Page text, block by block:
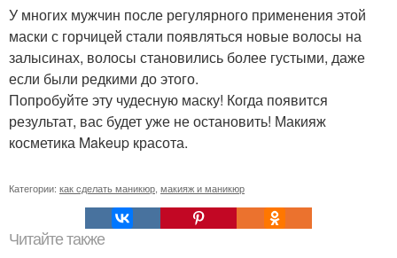
У многих мужчин после регулярного применения этой
маски с горчицей стали появляться новые волосы на
залысинах, волосы становились более густыми, даже
если были редкими до этого.
Попробуйте эту чудесную маску! Когда появится
результат, вас будет уже не остановить! Макияж
косметика Makeup красота.
Категории: как сделать маникюр макияж и маникюр
Читайте также